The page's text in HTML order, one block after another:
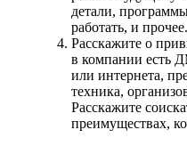
детали,
работать, и прочее.
Расскажите о
в компании есть
или интернета,
техника,
Расскажите
преимуществах,